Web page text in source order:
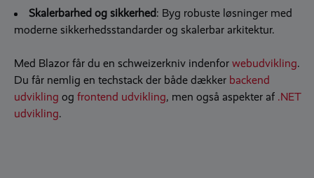
Skalerbarhed og sikkerhed: Byg robuste løsninger med
moderne sikkerhedsstandarder og skalerbar arkitektur.
Med Blazor får du en schweizerkniv indenfor webudvikling.
Du får nemlig en techstack der både dækker backend
udvikling og frontend udvikling, men også aspekter af .NET
udvikling.